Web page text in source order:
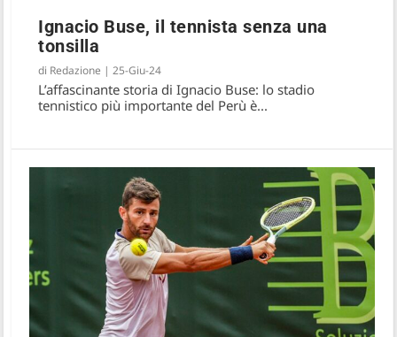
Ignacio Buse, il tennista senza una
tonsilla
di Redazione |25-Giu-24
L’affascinante storia di Ignacio Buse: lo stadio
tennistico più importante del Perù è...